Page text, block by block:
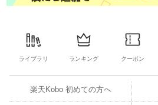
ライブラリ ランキング クーポン
楽天Kobo 初めての方へ